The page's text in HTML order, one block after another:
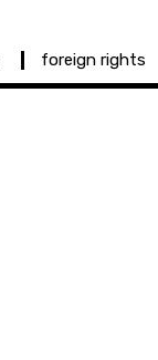
foreign rights